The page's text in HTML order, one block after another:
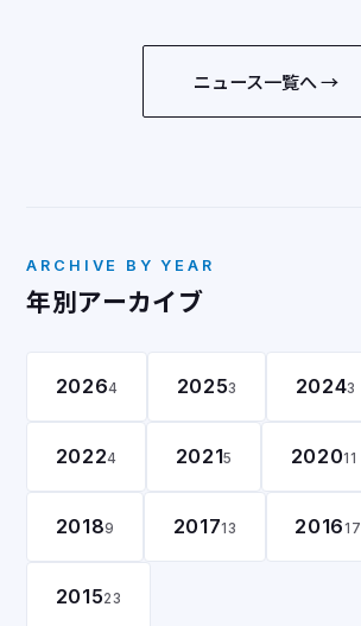
ニュース一覧へ →
ARCHIVE BY YEAR
年別アーカイブ
20264 20253 20243
20224 20215 202011
20189 201713 201617
201523